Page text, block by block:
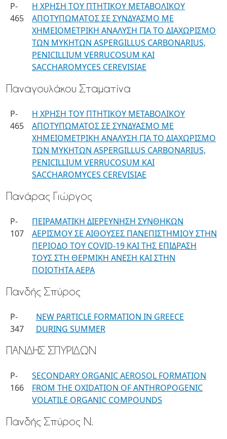
P-
465
Η ΧΡΗΣΗ ΤΟΥ ΠΤΗΤΙΚΟΥ ΜΕΤΑΒΟΛΙΚΟΥ
ΑΠΟΤΥΠΩΜΑΤΟΣ ΣΕ ΣΥΝΔΥΑΣΜΟ ΜΕ
ΧΗΜΕΙΟΜΕΤΡΙΚΗ ΑΝΑΛΥΣΗ ΓΙΑ ΤΟ ΔΙΑΧΩΡΙΣΜΟ
ΤΩΝ ΜΥΚΗΤΩΝ ASPERGILLUS CARBONARIUS,
PENICILLIUM VERRUCOSUM ΚΑΙ
SACCHAROMYCES CEREVISIAE
Παναγουλάκου Σταματίνα
P-
465
Η ΧΡΗΣΗ ΤΟΥ ΠΤΗΤΙΚΟΥ ΜΕΤΑΒΟΛΙΚΟΥ
ΑΠΟΤΥΠΩΜΑΤΟΣ ΣΕ ΣΥΝΔΥΑΣΜΟ ΜΕ
ΧΗΜΕΙΟΜΕΤΡΙΚΗ ΑΝΑΛΥΣΗ ΓΙΑ ΤΟ ΔΙΑΧΩΡΙΣΜΟ
ΤΩΝ ΜΥΚΗΤΩΝ ASPERGILLUS CARBONARIUS,
PENICILLIUM VERRUCOSUM ΚΑΙ
SACCHAROMYCES CEREVISIAE
Πανάρας Γιώργος
P-
107
ΠΕΙΡΑΜΑΤΙΚΗ ΔΙΕΡΕΥΝΗΣΗ ΣΥΝΘΗΚΩΝ
ΑΕΡΙΣΜΟΥ ΣΕ ΑΙΘΟΥΣΕΣ ΠΑΝΕΠΙΣΤΗΜΙΟΥ ΣΤΗΝ
ΠΕΡΙΟΔΟ ΤΟΥ COVID-19 ΚΑΙ ΤΗΣ ΕΠΙΔΡΑΣΗ
ΤΟΥΣ ΣΤΗ ΘΕΡΜΙΚΗ ΑΝΕΣΗ ΚΑΙ ΣΤΗΝ
ΠΟΙΟΤΗΤΑ ΑΕΡΑ
Πανδής Σπύρος
P-
347
NEW PARTICLE FORMATION IN GREECE
DURING SUMMER
ΠΑΝΔΗΣ ΣΠΥΡΙΔΩΝ
P-
166
SECONDARY ORGANIC AEROSOL FORMATION
FROM THE OXIDATION OF ANTHROPOGENIC
VOLATILE ORGANIC COMPOUNDS
Πανδής Σπύρος Ν.